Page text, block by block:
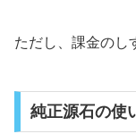
ただし、課金のし
純正源石の使